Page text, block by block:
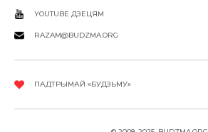
YOUTUBE ДЗЕЦЯМ
RAZAM@BUDZMA.ORG
ПАДТРЫМАЙ «БУДЗЬМУ»